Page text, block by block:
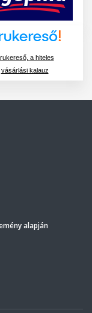
a hiteles
vásárlási kalauz
alapján